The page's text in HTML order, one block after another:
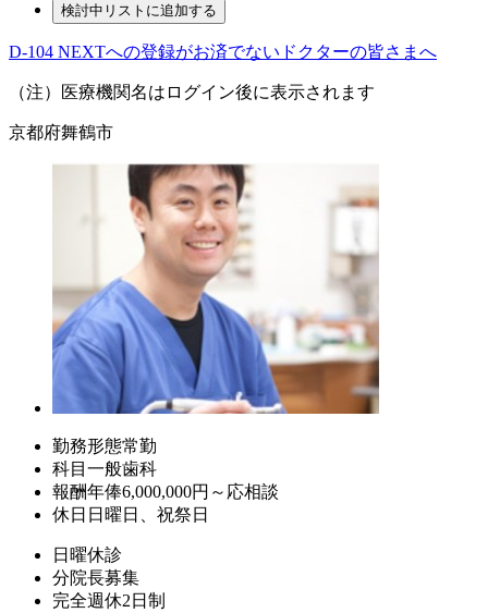
D-104 NEXTへの登録がお済でないドクターの皆さまへ
（注）医療機関名はログイン後に表示されます
京都府舞鶴市
勤務形態常勤
科目 一般歯科
報酬年俸6,000,000円～応相談
休日 日曜日、祝祭日
日曜休診
分院長募集
完全週休2日制